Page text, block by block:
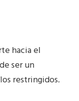
hacia el
ser un
restringidos.